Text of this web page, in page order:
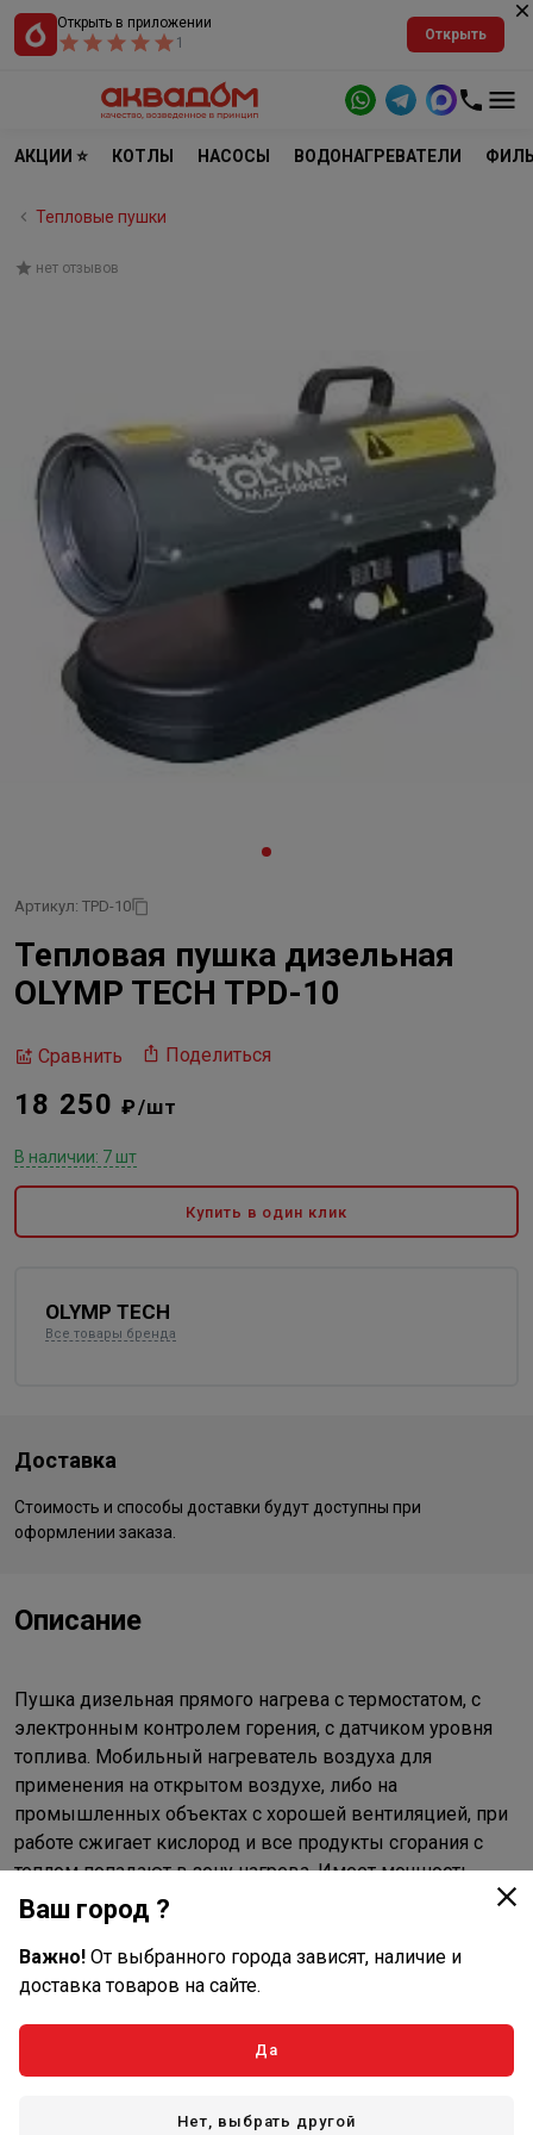
Открыть в приложении
1
Открыть
АКЦИИ ⭐ КОТЛЫ НАСОСЫ ВОДОНАГРЕВАТЕЛИ
Тепловые пушки
нет отзывов
Артикул: TPD-10
Тепловая пушка дизельная
OLYMP TECH TPD-10
Сравнить Поделиться
18 250₽/шт
В наличии: 7 шт
Купить в один клик
OLYMP TECH
Все товары бренда
Доставка
Стоимость и способы доставки будут доступны при
оформлении заказа.
Описание
Пушка дизельная прямого нагрева с термостатом, с
электронным контролем горения, с датчиком уровня
топлива. Мобильный нагреватель воздуха для
применения на открытом воздухе, либо на
промышленных объектах с хорошей вентиляцией, при
работе сжигает кислород и все продукты сгорания с
теплом попадают в зону нагрева. Имеет мощность
обогрева 10 кВт. Для мобильного перемещения имеет
ручку на корпусе.
Ваш город ?
Важно! От выбранного города зависят, наличие и
доставка товаров на сайте.
Да
Нет, выбрать другой